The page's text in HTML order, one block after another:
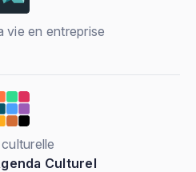
vie en entreprise
Culturel